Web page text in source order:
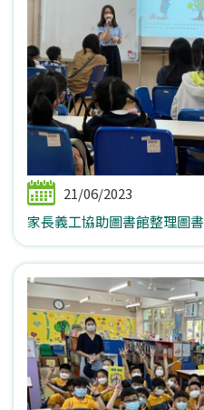
21/06/2023
家長義工協助圖書館整理圖書